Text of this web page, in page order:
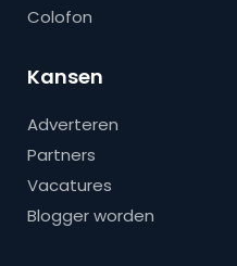
Colofon
Kansen
Adverteren
Partners
Vacatures
Blogger worden